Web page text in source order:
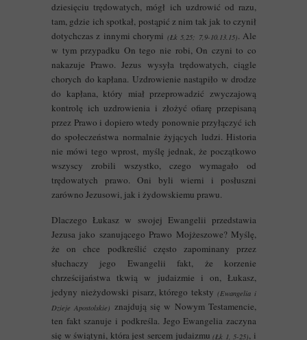
dziesięciu trędowatych, mógł ich uzdrowić od razu,
tam, gdzie ich spotkał, postąpić z nim tak jak to czynił
dotychczas z innymi chorymi (Łk 5,25; 7,9-10.13.15). Ale
w tym przypadku On tego nie robi, On czyni to co
nakazuje Prawo. Jezus wysyła trędowatych, ciągle
chorych do kapłana. Uzdrowienie nastąpiło w drodze
do kapłana, który miał przeprowadzić zwyczajową
kontrolę ich uzdrowienia i złożyć ofiarę przepisaną
przez Prawo i dopiero wtedy ponownie przyłączyć ich
do społeczeństwa normalnie żyjących ludzi. Historia
nie mówi tego wprost, myślę jednak, że początkowo
wszyscy zrobili wszystko, czego wymagało od
trędowatych prawo. Oni byli wierni i posłuszni
zarówno Jezusowi, jak i żydowskiemu prawu.
Dlaczego Łukasz w swojej Ewangelii przedstawia
Jezusa jako szanującego Prawo Mojżeszowe? Myślę,
że on chce podkreślić często zapominany przez
słuchaczy jego Ewangelii fakt, że korzenie
chrześcijaństwa tkwią w judaizmie i on, Łukasz,
jedyny nieżydowski pisarz, którego teksty(Ewangelia i
Dzieje Apostolskie) znajdują się w Nowym Testamencie,
ten fakt szanuje i podkreśla. Jego Ewangelia zaczyna
się w świątyni, która jest sercem judaizmu(Łk 1, 5-25), i